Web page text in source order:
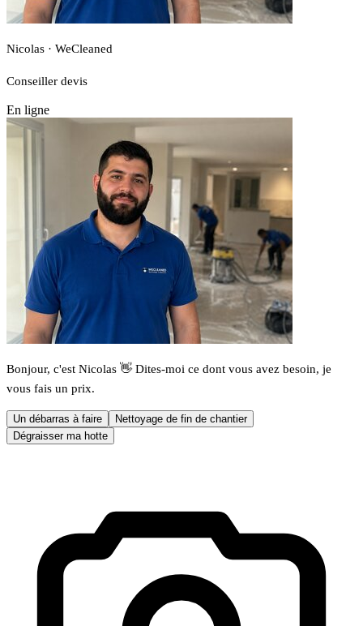
Nicolas · WeCleaned
Conseiller devis
En ligne
Bonjour, c'est Nicolas 👋 Dites-moi ce dont vous avez besoin, je
vous fais un prix.
Un débarras à faire
Nettoyage de fin de chantier
Dégraisser ma hotte